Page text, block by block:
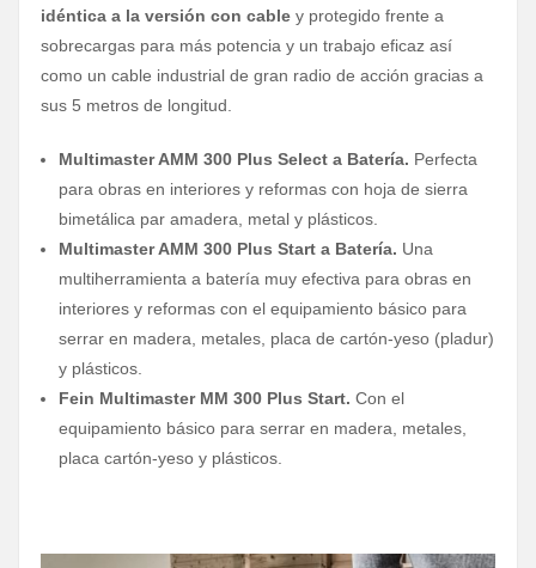
idéntica a la versión con cabley protegido frente a
sobrecargas para más potencia y un trabajo eficaz así
como un cable industrial de gran radio de acción gracias a
sus 5 metros de longitud.
Multimaster AMM 300 Plus Select a Batería. Perfecta
para obras en interiores y reformas con hoja de sierra
bimetálica par amadera, metal y plásticos.
Multimaster AMM 300 Plus Start a Batería. Una
multiherramienta a batería muy efectiva para obras en
interiores y reformas con el equipamiento básico para
serrar en madera, metales, placa de cartón-yeso (pladur)
y plásticos.
Fein Multimaster MM 300 Plus Start. Con el
equipamiento básico para serrar en madera, metales,
placa cartón-yeso y plásticos.